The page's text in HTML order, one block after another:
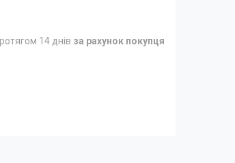
14 днів за рахунок покупця